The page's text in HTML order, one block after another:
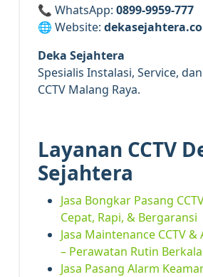
📞 WhatsApp: 0899-9959-777
🌐 Website:
Deka Sejahtera
Spesialis Instalasi, Service,
CCTV Malang Raya.
Layanan CCTV
Sejahtera
Jasa Bongkar Pasang
Cepat, Rapi, & Bergaransi
Jasa Maintenance CCTV
– Perawatan Rutin Berkala
Jasa Pasang Alarm